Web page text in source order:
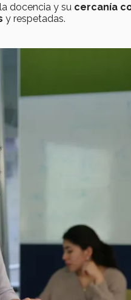
docencia y su cercanía
y respetadas.